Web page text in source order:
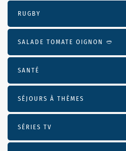
RUGBY
SALADE TOMATE OIGNON 🥙
SANTÉ
SÉJOURS À THÈMES
SÉRIES TV